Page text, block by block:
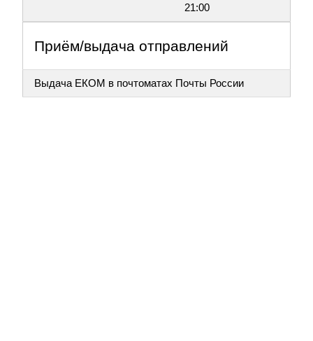
21:00
Приём/выдача отправлений
Выдача ЕКОМ в почтоматах Почты России